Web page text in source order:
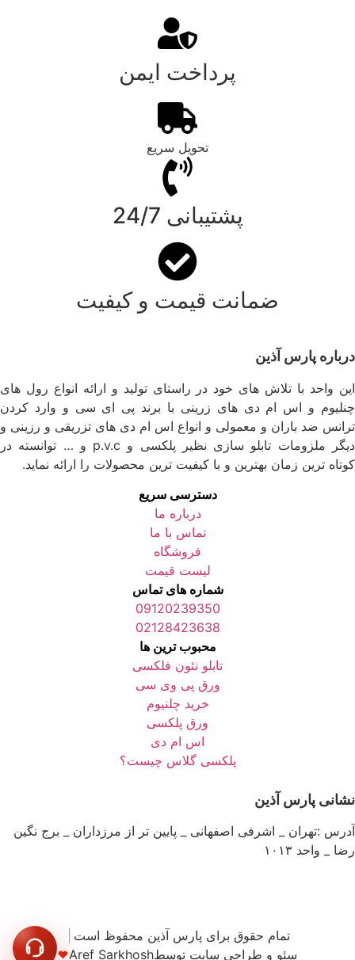
پرداخت ایمن
تحویل سریع
پشتیبانی 24/7
ضمانت قیمت و کیفیت
درباره پارس آذین
این واحد با تلاش های خود در راستای تولید و ارائه انواع رول های
چنلیوم و اس ام دی های زرینی با برند پی ای سی و وارد کردن
ترانس ضد باران و معمولی و انواع اس ام دی های تزریقی و رزینی و
دیگر ملزومات تابلو سازی نظیر پلکسی و p.v.c و … توانسته در
کوتاه ترین زمان بهترین و با کیفیت ترین محصولات را ارائه نماید.
دسترسی سریع
درباره ما
تماس با ما
فروشگاه
لیست قیمت
شماره های تماس
09120239350
02128423638
محبوب ترین ها
تابلو نئون فلکسی
ورق پی وی سی
خرید چلنیوم
ورق پلکسی
اس ام دی
پلکسی گلاس چیست؟
نشانی پارس آذین
آدرس :تهران _ اشرفی اصفهانی _ پایین تر از مرزداران _ برج نگین
رضا _ واحد ۱۰۱۳
تمام حقوق برای پارس آذین محفوظ است
سئو و طراحی سایت توسطAref Sarkhosh